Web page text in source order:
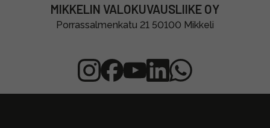
MIKKELIN VALOKUVAUSLIIKE OY
Porrassalmenkatu 21 50100 Mikkeli